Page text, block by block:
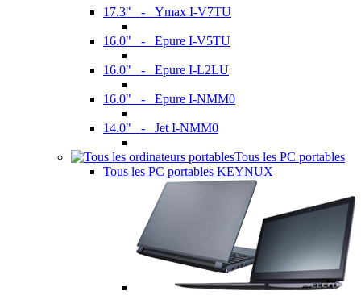
17.3" - Ymax I-V7TU
16.0" - Epure I-V5TU
16.0" - Epure I-L2LU
16.0" - Epure I-NMM0
14.0" - Jet I-NMM0
Tous les PC portables
Tous les PC portables KEYNUX